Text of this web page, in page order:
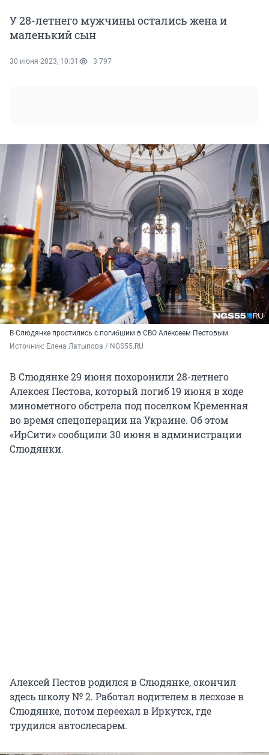
У 28-летнего мужчины остались жена и
маленький сын
30 июня 2023, 10:31 3 797
В Слюдянке простились с погибшим в СВО Алексеем Пестовым
Источник: Елена Латыпова / NGS55.RU
В Слюдянке 29 июня похоронили 28-летнего
Алексея Пестова, который погиб 19 июня в ходе
минометного обстрела под поселком Кременная
во время спецоперации на Украине. Об этом
«ИрСити» сообщили 30 июня в администрации
Слюдянки.
Алексей Пестов родился в Слюдянке, окончил
здесь школу № 2. Работал водителем в лесхозе в
Слюдянке, потом переехал в Иркутск, где
трудился автослесарем.